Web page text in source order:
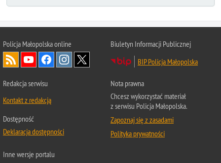
Policja Małopolska online
Biuletyn Informacji Publicznej
BIP Policja Małopolska
Redakcja serwisu
Kontakt z redakcją
Dostępność
Deklaracja dostępności
Nota prawna
Chcesz wykorzystać materiał
z serwisu Policja Małopolska.
Zapoznaj się z zasadami
Polityka prywatności
Inne wersje portalu